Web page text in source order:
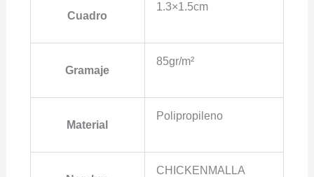
Cuadro
1.3×1.5cm
Gramaje
85gr/m²
Material
Polipropileno
CHICKENMALLA